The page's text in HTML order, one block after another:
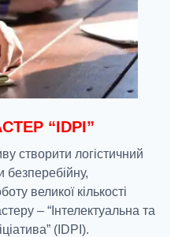
“IDPI”
створити логістичний
безперебійну,
великої кількості
– “Інтелектуальна та
(IDPI).